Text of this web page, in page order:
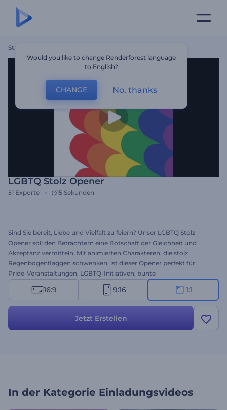
Startseite
LGBTQ Stolz Opener
51 Exporte 15 Sekunden
Sind Sie bereit, Liebe und Vielfalt zu feiern? Unser LGBTQ Stolz
Opener soll den Betrachtern eine Botschaft der Gleichheit und
Akzeptanz vermitteln. Mit animierten Charakteren, die stolz
Regenbogenflaggen schwenken, ist dieser Opener perfekt für
Pride-Veranstaltungen, LGBTQ-Initiativen, bunte
Präsentationseröffnungen, personalisierte Nachrichten und vieles
mehr. Geben Sie Ihre Texte ein, laden Sie Ihr Logo hoch und wählen
Erstellen Sie jetzt und verbreiten Sie Positivität und Inklusivität!
16:9 9:16 1:1
Jetzt Erstellen
In der Kategorie Einladungsvideos
Would you like to change Renderforest language
to English?
CHANGE No, thanks